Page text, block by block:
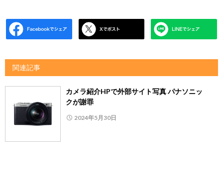
関連記事
カメラ紹介HPで外部サイト写真 パナソニッ
クが謝罪
2024年5月30日